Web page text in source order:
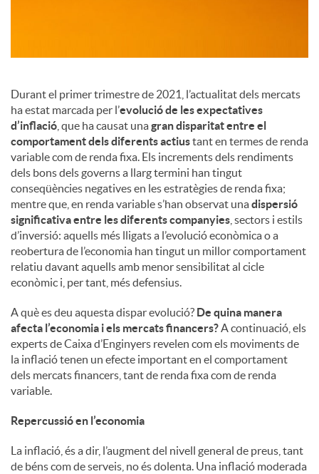
Durant el primer trimestre de 2021, l’actualitat dels mercats
ha estat marcada per l’evolució de les expectatives
d’inflació , que ha causat unagran disparitat entre el
comportament dels diferents actiustant en termes de renda
variable com de renda fixa. Els increments dels rendiments
dels bons dels governs a llarg termini han tingut
conseqüències negatives en les estratègies de renda fixa;
mentre que, en renda variable s’han observat unadispersió
significativa entre les diferents companyies , sectors i estils
d’inversió: aquells més lligats a l’evolució econòmica o a
reobertura de l’economia han tingut un millor comportament
relatiu davant aquells amb menor sensibilitat al cicle
econòmic i, per tant, més defensius.
A què es deu aquesta dispar evolució? De quina manera
afecta l’economia i els mercats financers?A continuació, els
experts de Caixa d’Enginyers revelen com els moviments de
la inflació tenen un efecte important en el comportament
dels mercats financers, tant de renda fixa com de renda
variable.
Repercussió en l’economia
La inflació, és a dir, l’augment del nivell general de preus, tant
de béns com de serveis, no és dolenta. Una inflació moderada